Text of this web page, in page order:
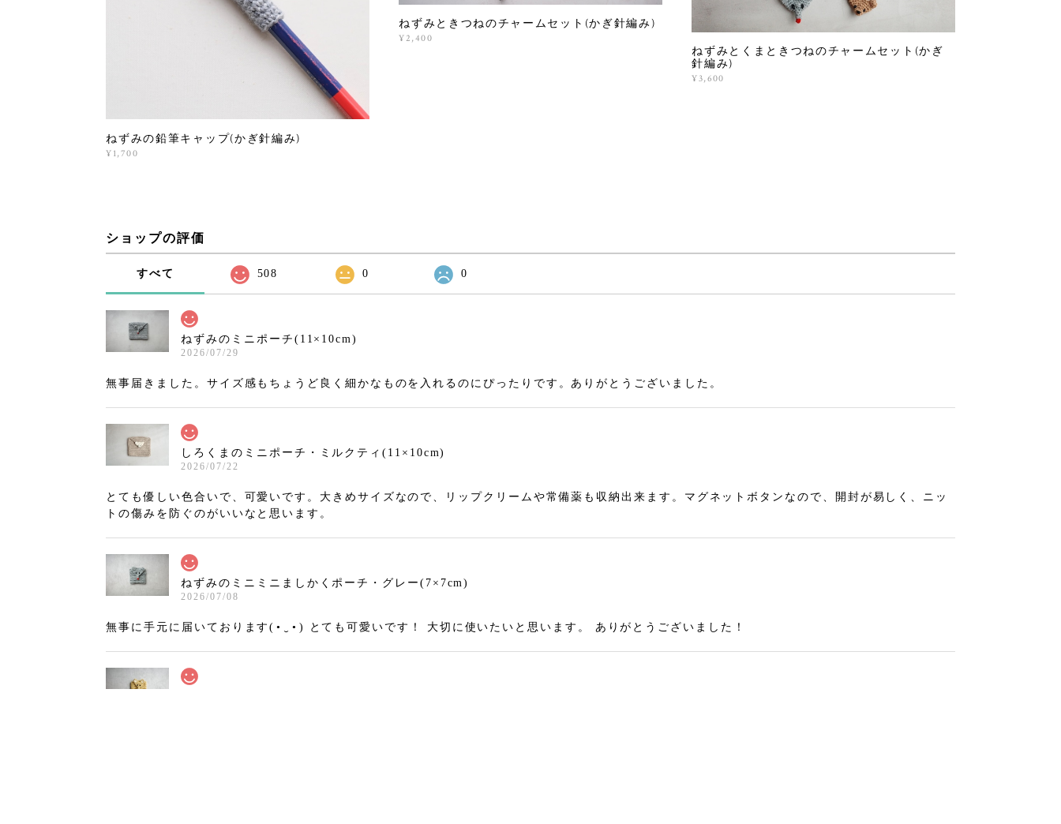
ねずみの鉛筆キャップ(かぎ針編み)
¥1,700
ねずみときつねのチャームセット(かぎ針編み)
¥2,400
ねずみとくまときつねのチャームセット(かぎ
針編み)
¥3,600
ショップの評価
すべて 508 0 0
ねずみのミニポーチ(11×10cm)
2026/07/29
無事届きました。サイズ感もちょうど良く細かなものを入れるのにぴったりです。ありがとうございました。
しろくまのミニポーチ・ミルクティ(11×10cm)
2026/07/22
とても優しい色合いで、可愛いです。大きめサイズなので、リップクリームや常備薬も収納出来ます。マグネットボタンなので、開封が易しく、ニッ
トの傷みを防ぐのがいいなと思います。
ねずみのミニミニましかくポーチ・グレー(7×7cm)
2026/07/08
無事に手元に届いております(⁠•⁠‿⁠•⁠) とても可愛いです！ 大切に使いたいと思います。 ありがとうございました！